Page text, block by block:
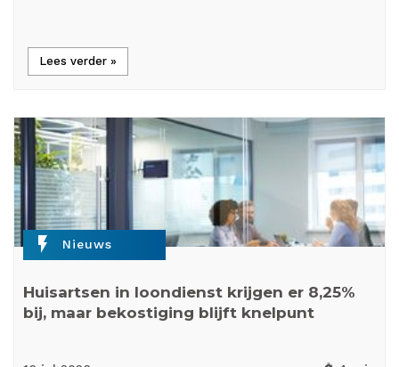
Lees verder »
flash_on Nieuws
Huisartsen in loondienst krijgen er 8,25%
bij, maar bekostiging blijft knelpunt